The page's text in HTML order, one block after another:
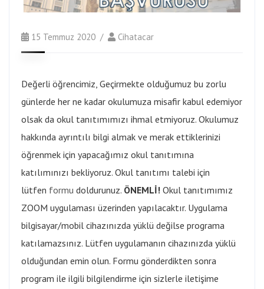
15 Temmuz 2020 Cihatacar
Değerli öğrencimiz, Geçirmekte olduğumuz bu zorlu
günlerde her ne kadar okulumuza misafir kabul edemiyor
olsak da okul tanıtımımızı ihmal etmiyoruz. Okulumuz
hakkında ayrıntılı bilgi almak ve merak ettiklerinizi
öğrenmek için yapacağımız okul tanıtımına
katılımınızı bekliyoruz. Okul tanıtımı talebi için
lütfen formu doldurunuz. ÖNEMLİ! Okul tanıtımımız
ZOOM uygulaması üzerinden yapılacaktır. Uygulama
bilgisayar/mobil cihazınızda yüklü değilse programa
katılamazsınız. Lütfen uygulamanın cihazınızda yüklü
olduğundan emin olun. Formu gönderdikten sonra
program ile ilgili bilgilendirme için sizlerle iletişime